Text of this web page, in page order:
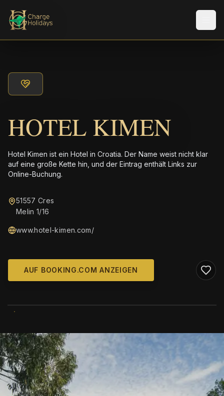
HOTEL KIMEN
Hotel Kimen ist ein Hotel in Croatia. Der Name weist nicht klar
auf eine große Kette hin, und der Eintrag enthält Links zur
Online-Buchung.
51557 Cres
Melin 1/16
www.hotel-kimen.com/
AUF BOOKING.COM ANZEIGEN